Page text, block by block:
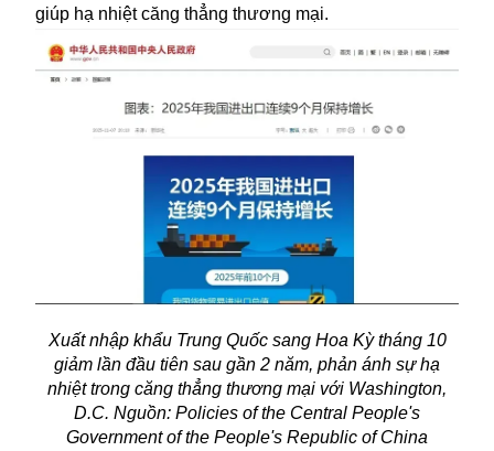
giúp hạ nhiệt căng thẳng thương mại.
Xuất nhập khẩu Trung Quốc sang Hoa Kỳ tháng 10
giảm lần đầu tiên sau gần 2 năm, phản ánh sự hạ
nhiệt trong căng thẳng thương mại với Washington,
D.C. Nguồn: Policies of the Central People's
Government of the People's Republic of China